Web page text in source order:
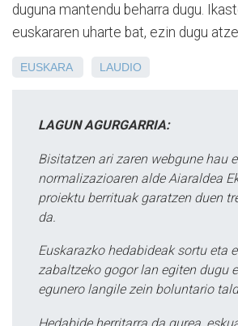
duguna mantendu beharra dugu.
euskararen uharte bat, ezin dugu
EUSKARA LAUDIO
LAGUN AGURGARRIA:
Bisitatzen ari zaren webgune hau
normalizazioaren alde Aiaraldea
proiektu berrituak garatzen duen
da.
Euskarazko hedabideak sortu eta
zabaltzeko gogor lan egiten dugu
egunero langile zein boluntario